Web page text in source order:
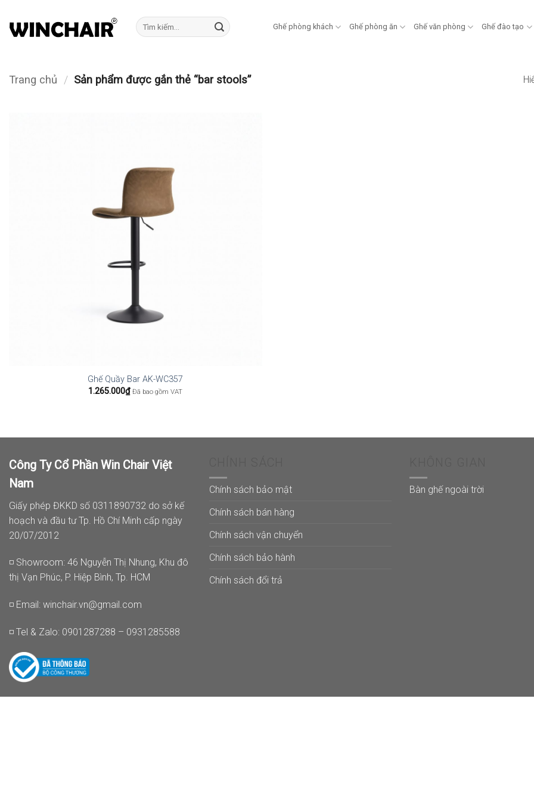
qua
Tìm
kiếm:
Ghế phòng khách Ghế phòng ăn Ghế văn phòng Ghế đào tạo
Trang chủ / Sản phẩm được gắn thẻ “bar stools”
Ghế Quầy Bar AK-WC357
1.265.000₫ Đã bao gồm VAT
Công Ty Cổ Phần Win Chair Việt
Nam
Giấy phép ĐKKD số 0311890732 do sở kế
hoạch và đầu tư Tp. Hồ Chí Minh cấp ngày
20/07/2012
◽ Showroom: 46 Nguyễn Thị Nhung, Khu đô
thị Vạn Phúc, P. Hiệp Bình, Tp. HCM
◽ Email: winchair.vn@gmail.com
◽ Tel & Zalo: 0901287288 – 0931285588
Chính sách bảo mật
Chính sách bán hàng
Chính sách vận chuyển
Chính sách bảo hành
Chính sách đổi trả
Bàn ghế ngoài trời